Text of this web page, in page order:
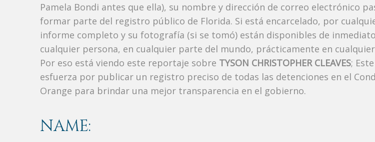
Pamela Bondi antes que ella), su nombre y dirección de correo electrónico
formar parte del registro público de Florida. Si está encarcelado, por
informe completo y su fotografía (si se tomó) están disponibles de
cualquier persona, en cualquier parte del mundo, prácticamente en
Por eso está viendo este reportaje sobre TYSON CHRISTOPHER CLEAVES;
esfuerza por publicar un registro preciso de todas las detenciones en el
Orange para brindar una mejor transparencia en el gobierno.
NAME: